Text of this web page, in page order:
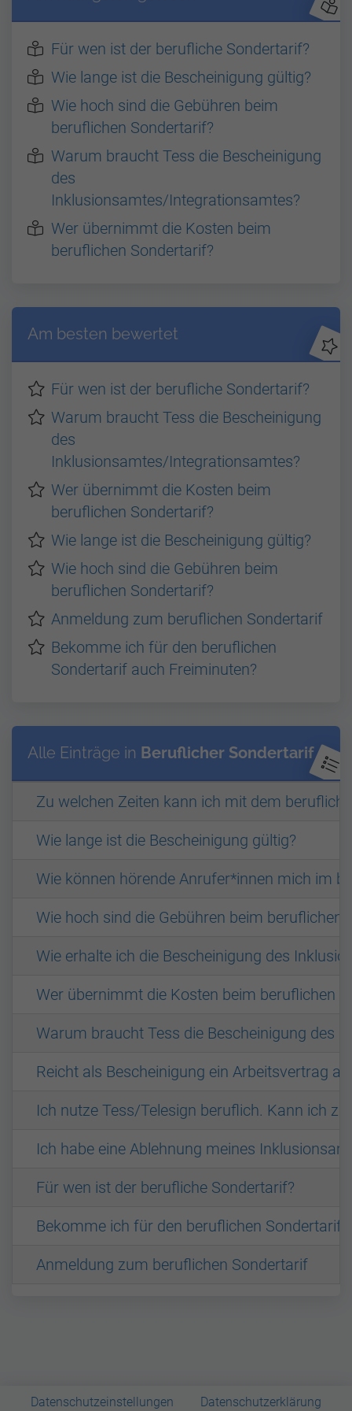
Für wen ist der berufliche Sondertarif?
Wie lange ist die Bescheinigung gültig?
Wie hoch sind die Gebühren beim
beruflichen Sondertarif?
Warum braucht Tess die Bescheinigung
des
Inklusionsamtes/Integrationsamtes?
Wer übernimmt die Kosten beim
beruflichen Sondertarif?
Am besten bewertet
Für wen ist der berufliche Sondertarif?
Warum braucht Tess die Bescheinigung
des
Inklusionsamtes/Integrationsamtes?
Wer übernimmt die Kosten beim
beruflichen Sondertarif?
Wie lange ist die Bescheinigung gültig?
Wie hoch sind die Gebühren beim
beruflichen Sondertarif?
Anmeldung zum beruflichen Sondertarif
Bekomme ich für den beruflichen
Sondertarif auch Freiminuten?
Alle Einträge in Beruflicher Sondertarif
Zu welchen Zeiten kann ich mit dem
Wie lange ist die Bescheinigung gültig?
Wie können hörende Anrufer*innen mich im
Wie hoch sind die Gebühren beim beruflichen
Wie erhalte ich die Bescheinigung des
Wer übernimmt die Kosten beim beruflichen
Warum braucht Tess die Bescheinigung des
Reicht als Bescheinigung ein Arbeitsvertrag
Ich nutze Tess/Telesign beruflich. Kann ich
Ich habe eine Ablehnung meines
Für wen ist der berufliche Sondertarif?
Bekomme ich für den beruflichen Sondertarif
Anmeldung zum beruflichen Sondertarif
Datenschutzeinstellungen Datenschutzerklärung